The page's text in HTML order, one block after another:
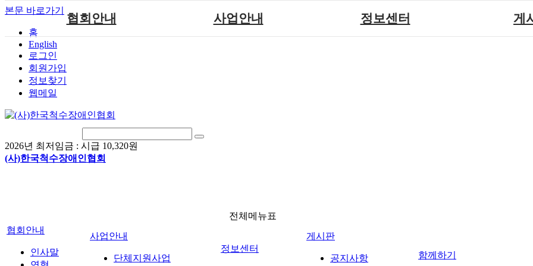
본문 바로가기
홈
English
로그인
회원가입
정보찾기
웹메일
2026년 최저임금 : 시급 10,320원
(사)한국척수장애인협회
협회안내
척수장애란?
찾아오시는길
사업안내
국제 교류/개발 협력사업
정보센터 게
전체메뉴표
협회안내
인사말
사업안내
단체지원사업
정보센터
게시판
공지사항
함께하기